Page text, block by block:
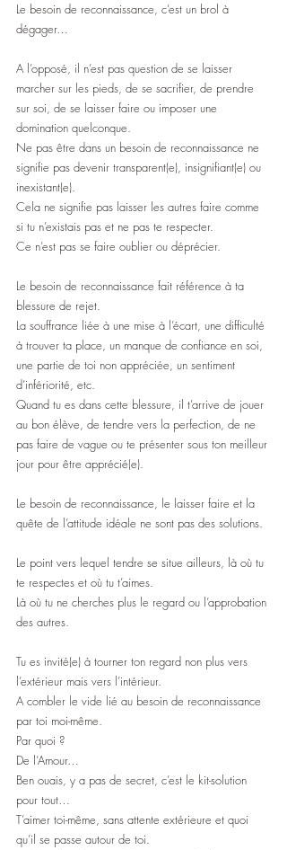
Le besoin de reconnaissance, c’est un brol à
dégager…
A l’opposé, il n’est pas question de se laisser
marcher sur les pieds, de se sacrifier, de prendre
sur soi, de se laisser faire ou imposer une
domination quelconque.
Ne pas être dans un besoin de reconnaissance ne
signifie pas devenir transparent(e), insignifiant(e) ou
inexistant(e).
Cela ne signifie pas laisser les autres faire comme
si tu n’existais pas et ne pas te respecter.
Ce n’est pas se faire oublier ou déprécier.
Le besoin de reconnaissance fait référence à ta
blessure de rejet.
La souffrance liée à une mise à l’écart, une difficulté
à trouver ta place, un manque de confiance en soi,
une partie de toi non appréciée, un sentiment
d’infériorité, etc.
Quand tu es dans cette blessure, il t’arrive de jouer
au bon élève, de tendre vers la perfection, de ne
pas faire de vague ou te présenter sous ton meilleur
jour pour être apprécié(e).
Le besoin de reconnaissance, le laisser faire et la
quête de l’attitude idéale ne sont pas des solutions.
Le point vers lequel tendre se situe ailleurs, là où tu
te respectes et où tu t’aimes.
Là où tu ne cherches plus le regard ou l’approbation
des autres.
Tu es invité(e) à tourner ton regard non plus vers
l’extérieur mais vers l’intérieur.
A combler le vide lié au besoin de reconnaissance
par toi moi-même.
Par quoi ?
De l’Amour…
Ben ouais, y a pas de secret, c’est le kit-solution
pour tout…
T’aimer toi-même, sans attente extérieure et quoi
qu’il se passe autour de toi.